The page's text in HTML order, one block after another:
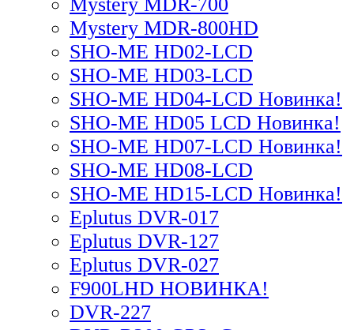
Mystery MDR-800HD
SHO-ME HD02-LCD
SHO-ME HD03-LCD
SHO-ME HD04-LCD Новинка!
SHO-ME HD05 LCD Новинка!
SHO-ME HD07-LCD Новинка!
SHO-ME HD08-LCD
SHO-ME HD15-LCD Новинка!
Eplutus DVR-017
Eplutus DVR-127
Eplutus DVR-027
F900LHD НОВИНКА!
DVR-227